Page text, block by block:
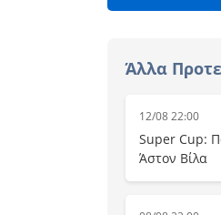
Άλλα
12/08 22:00
Super Cup:
Άστον Βίλα